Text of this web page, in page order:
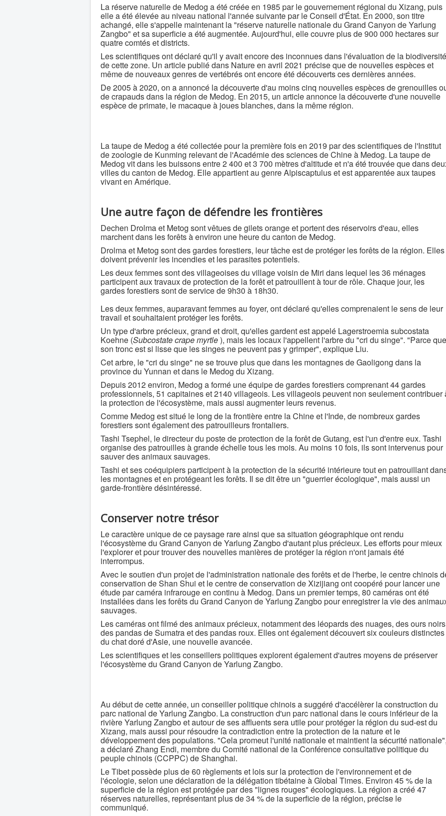
La réserve naturelle de Medog a été créée en 1985 par le gouvernement régional du Xizang, puis
elle a été élevée au niveau national l'année suivante par le Conseil d'État. En 2000, son titre
achangé, elle s'appelle maintenant la "réserve naturelle nationale du Grand Canyon de Yarlung
Zangbo" et sa superficie a été augmentée. Aujourd'hui, elle couvre plus de 900 000 hectares sur
quatre comtés et districts.
Les scientifiques ont déclaré qu'il y avait encore des inconnues dans l'évaluation de la biodiversité
de cette zone. Un article publié dans Nature en avril 2021 précise que de nouvelles espèces et
même de nouveaux genres de vertébrés ont encore été découverts ces dernières années.
De 2005 à 2020, on a annoncé la découverte d'au moins cinq nouvelles espèces de grenouilles
de crapauds dans la région de Medog. En 2015, un article annonce la découverte d'une nouvelle
espèce de primate, le macaque à joues blanches, dans la même région.
La taupe de Medog a été collectée pour la première fois en 2019 par des scientifiques de l'Institut
de zoologie de Kunming relevant de l'Académie des sciences de Chine à Medog. La taupe de
Medog vit dans les buissons entre 2 400 et 3 700 mètres d'altitude et n'a été trouvée que dans
villes du canton de Medog. Elle appartient au genre Alpiscaptulus et est apparentée aux taupes
vivant en Amérique.
Une autre façon de défendre les frontières
Dechen Drolma et Metog sont vêtues de gilets orange et portent des réservoirs d'eau, elles
marchent dans les forêts à environ une heure du canton de Medog.
Drolma et Metog sont des gardes forestiers, leur tâche est de protéger les forêts de la région. Elles
doivent prévenir les incendies et les parasites potentiels.
Les deux femmes sont des villageoises du village voisin de Miri dans lequel les 36 ménages
participent aux travaux de protection de la forêt et patrouillent à tour de rôle. Chaque jour, les
gardes forestiers sont de service de 9h30 à 18h30.
Les deux femmes, auparavant femmes au foyer, ont déclaré qu'elles comprenaient le sens de leur
travail et souhaitaient protéger les forêts.
Un type d'arbre précieux, grand et droit, qu'elles gardent est appelé Lagerstroemia subcostata
Koehne (Subcostate crape myrtle), mais les locaux l'appellent l'arbre du "cri du singe". "Parce que
son tronc est si lisse que les singes ne peuvent pas y grimper", explique Liu.
Cet arbre, le "cri du singe" ne se trouve plus que dans les montagnes de Gaoligong dans la
province du Yunnan et dans le Medog du Xizang.
Depuis 2012 environ, Medog a formé une équipe de gardes forestiers comprenant 44 gardes
professionnels, 51 capitaines et 2140 villageois. Les villageois peuvent non seulement contribuer
la protection de l'écosystème, mais aussi augmenter leurs revenus.
Comme Medog est situé le long de la frontière entre la Chine et l'Inde, de nombreux gardes
forestiers sont également des patrouilleurs frontaliers.
Tashi Tsephel, le directeur du poste de protection de la forêt de Gutang, est l'un d'entre eux. Tashi
organise des patrouilles à grande échelle tous les mois. Au moins 10 fois, ils sont intervenus pour
sauver des animaux sauvages.
Tashi et ses coéquipiers participent à la protection de la sécurité intérieure tout en patrouillant
les montagnes et en protégeant les forêts. Il se dit être un "guerrier écologique", mais aussi un
garde-frontière désintéressé.
Conserver notre trésor
Le caractère unique de ce paysage rare ainsi que sa situation géographique ont rendu
l'écosystème du Grand Canyon de Yarlung Zangbo d'autant plus précieux. Les efforts pour mieux
l'explorer et pour trouver des nouvelles manières de protéger la région n'ont jamais été
interrompus.
Avec le soutien d'un projet de l'administration nationale des forêts et de l'herbe, le centre chinois
conservation de Shan Shui et le centre de conservation de Xizijiang ont coopéré pour lancer une
étude par caméra infrarouge en continu à Medog. Dans un premier temps, 80 caméras ont été
installées dans les forêts du Grand Canyon de Yarlung Zangbo pour enregistrer la vie des
sauvages.
Les caméras ont filmé des animaux précieux, notamment des léopards des nuages, des ours
des pandas de Sumatra et des pandas roux. Elles ont également découvert six couleurs distinctes
du chat doré d'Asie, une nouvelle avancée.
Les scientifiques et les conseillers politiques explorent également d'autres moyens de préserver
l'écosystème du Grand Canyon de Yarlung Zangbo.
Au début de cette année, un conseiller politique chinois a suggéré d'accélèrer la construction du
parc national de Yarlung Zangbo. La construction d'un parc national dans le cours inférieur de la
rivière Yarlung Zangbo et autour de ses affluents sera utile pour protéger la région du sud-est du
Xizang, mais aussi pour résoudre la contradiction entre la protection de la nature et le
développement des populations. "Cela promeut l'unité nationale et maintient la sécurité
a déclaré Zhang Endi, membre du Comité national de la Conférence consultative politique du
peuple chinois (CCPPC) de Shanghai.
Le Tibet possède plus de 60 règlements et lois sur la protection de l'environnement et de
l'écologie, selon une déclaration de la délégation tibétaine à Global Times. Environ 45 % de la
superficie de la région est protégée par des "lignes rouges" écologiques. La région a créé 47
réserves naturelles, représentant plus de 34 % de la superficie de la région, précise le
communiqué.